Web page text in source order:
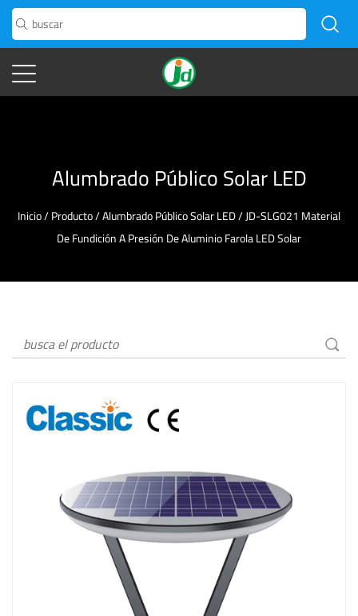
Alumbrado Público Solar LED
Inicio/Producto/Alumbrado Público Solar LED/JD-SLG021 Material
De Fundición A Presión De Aluminio Farola LED Solar